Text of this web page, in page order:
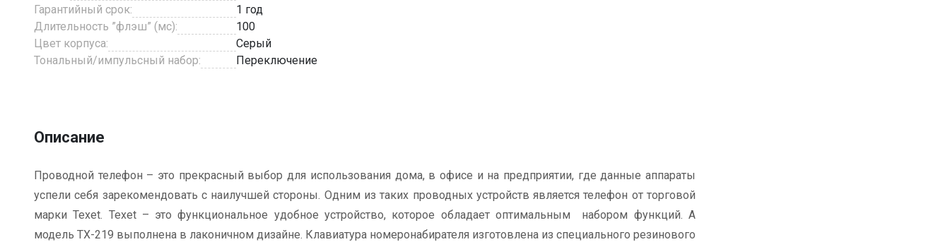
Гарантийный срок:
1 год
Длительность ”флэш” (мс):
100
Цвет корпуса:
Серый
Тональный/импульсный набор:
Переключение
Описание
Проводной телефон – это прекрасный выбор для использования дома, в офисе и на предприятии, где данные аппараты
успели себя зарекомендовать с наилучшей стороны. Одним из таких проводных устройств является телефон от торговой
марки Texet. Texet – это функциональное удобное устройство, которое обладает оптимальным набором функций. А
модель ТХ-219 выполнена в лаконичном дизайне. Клавиатура номеронабирателя изготовлена из специального резинового